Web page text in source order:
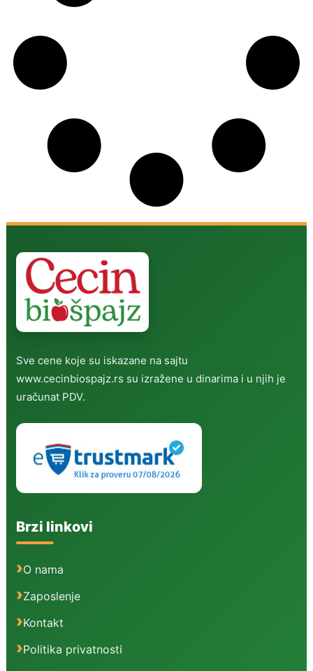
Sve cene koje su iskazane na sajtu
www.cecinbiospajz.rs su izražene u dinarima i u njih je
uračunat PDV.
Brzi linkovi
O nama
Zaposlenje
Kontakt
Politika privatnosti